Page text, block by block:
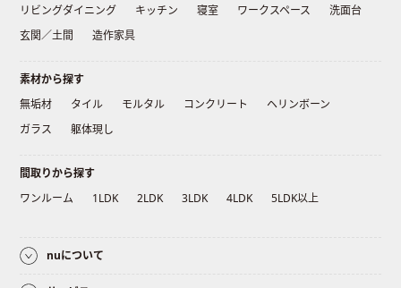
リビングダイニング
キッチン 寝室 ワークスペース
洗面台
玄関／土間
造作家具
素材から探す
無垢材
タイル モルタル コンクリート
ヘリンボーン
ガラス
躯体現し
間取りから探す
ワンルーム
1LDK 2LDK 3LDK 4LDK 5LDK以上
nuについて